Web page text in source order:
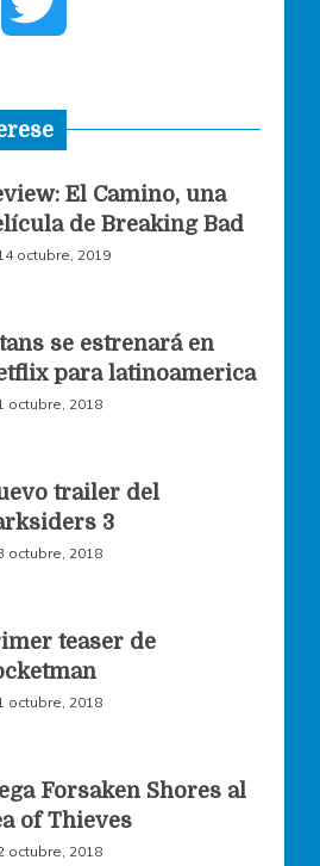
i
t
t
r
El Camino, una
de Breaking Bad
octubre, 2019
se estrenará en
para latinoamerica
octubre, 2018
trailer del
3
octubre, 2018
teaser de
octubre, 2018
Forsaken Shores al
of Thieves
octubre, 2018